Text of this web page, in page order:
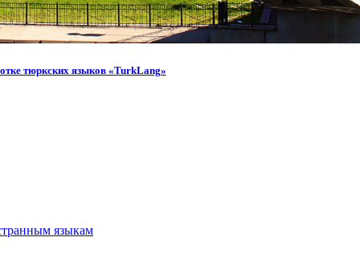
тюркских языков «TurkLang»
языкам